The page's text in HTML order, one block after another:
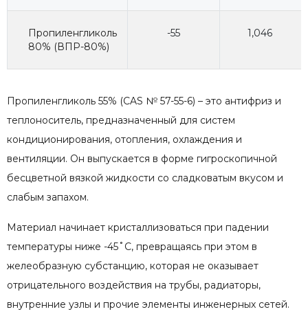
Пропиленгликоль
80% (ВПР-80%)
-55 1,046
Пропиленгликоль 55% (CAS № 57-55-6) – это антифриз и
теплоноситель, предназначенный для систем
кондиционирования, отопления, охлаждения и
вентиляции. Он выпускается в форме гигроскопичной
бесцветной вязкой жидкости со сладковатым вкусом и
слабым запахом.
Материал начинает кристаллизоваться при падении
температуры ниже -45˚С, превращаясь при этом в
желеобразную субстанцию, которая не оказывает
отрицательного воздействия на трубы, радиаторы,
внутренние узлы и прочие элементы инженерных сетей.